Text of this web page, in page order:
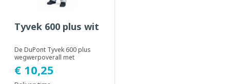
Tyvek 600 plus wit
De DuPont Tyvek 600 plus
wegwerpoverall met
dubbele rits. Geadviseerd
voor gebruik in clea...
€ 10,25